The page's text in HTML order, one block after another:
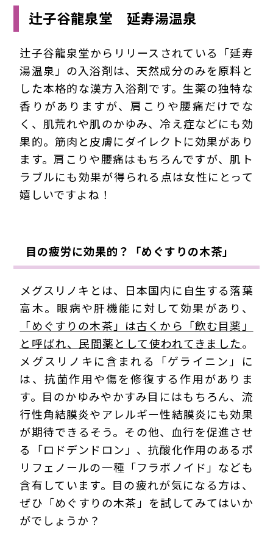
辻子谷龍泉堂 延寿湯温泉
辻子谷龍泉堂からリリースされている「延寿
湯温泉」の入浴剤は、天然成分のみを原料と
した本格的な漢方入浴剤です。生薬の独特な
香りがありますが、肩こりや腰痛だけでな
く、肌荒れや肌のかゆみ、冷え症などにも効
果的。筋肉と皮膚にダイレクトに効果があり
ます。肩こりや腰痛はもちろんですが、肌ト
ラブルにも効果が得られる点は女性にとって
嬉しいですよね！
目の疲労に効果的？「めぐすりの木茶」
メグスリノキとは、日本国内に自生する落葉
高木。眼病や肝機能に対して効果があり、
「めぐすりの木茶」は古くから「飲む目薬」
と呼ばれ、民間薬として使われてきました。
メグスリノキに含まれる「ゲライニン」に
は、抗菌作用や傷を修復する作用がありま
す。目のかゆみやかすみ目にはもちろん、流
行性角結膜炎やアレルギー性結膜炎にも効果
が期待できるそう。その他、血行を促進させ
る「ロドデンドロン」、抗酸化作用のあるポ
リフェノールの一種「フラボノイド」なども
含有しています。目の疲れが気になる方は、
ぜひ「めぐすりの木茶」を試してみてはいか
がでしょうか？